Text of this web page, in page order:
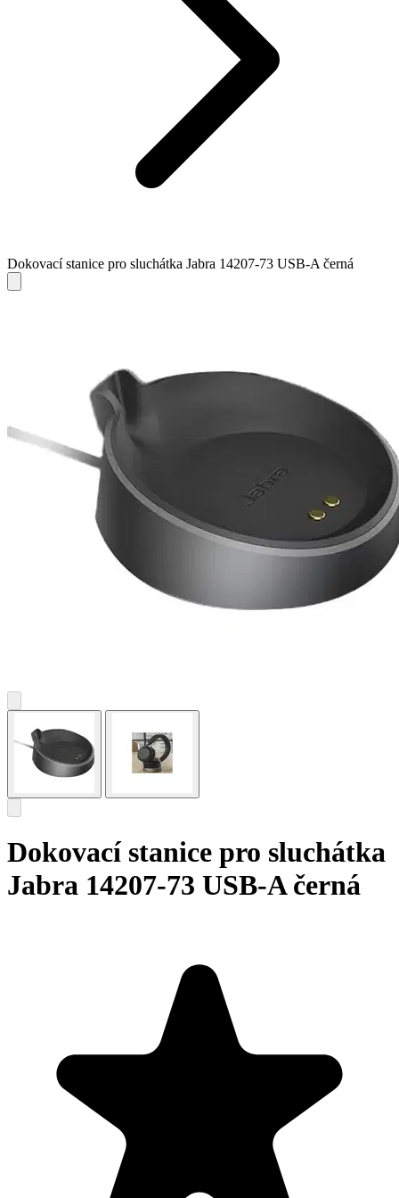
Dokovací stanice pro sluchátka Jabra 14207-73 USB-A černá
Dokovací stanice pro sluchátka
Jabra 14207-73 USB-A černá